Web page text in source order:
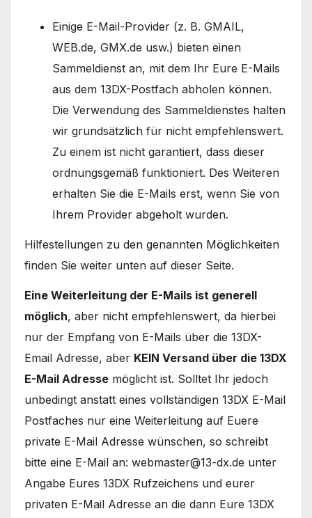
Einige E-Mail-Provider (z. B. GMAIL,
WEB.de, GMX.de usw.) bieten einen
Sammeldienst an, mit dem Ihr Eure E-Mails
aus dem 13DX-Postfach abholen können.
Die Verwendung des Sammeldienstes halten
wir grundsätzlich für nicht empfehlenswert.
Zu einem ist nicht garantiert, dass dieser
ordnungsgemäß funktioniert. Des Weiteren
erhalten Sie die E-Mails erst, wenn Sie von
Ihrem Provider abgeholt wurden.
Hilfestellungen zu den genannten Möglichkeiten
finden Sie weiter unten auf dieser Seite.
Eine Weiterleitung der E-Mails ist generell
möglich, aber nicht empfehlenswert, da hierbei
nur der Empfang von E-Mails über die 13DX-
Email Adresse, aber KEIN Versand über die 13DX
E-Mail Adresse möglicht ist. Solltet Ihr jedoch
unbedingt anstatt eines vollständigen 13DX E-Mail
Postfaches nur eine Weiterleitung auf Euere
private E-Mail Adresse wünschen, so schreibt
bitte eine E-Mail an: webmaster@13-dx.de unter
Angabe Eures 13DX Rufzeichens und eurer
privaten E-Mail Adresse an die dann Eure 13DX